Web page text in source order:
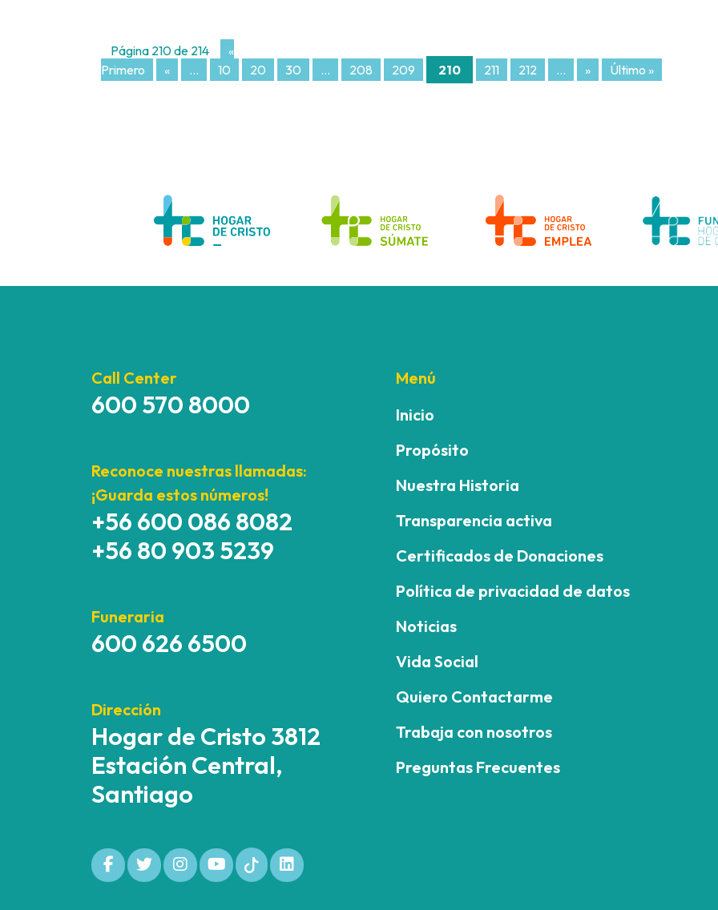
Página 210 de 214
«
Primero
« ... 10 20 30 ... 208 209 210 211 212 ... » Último »
Call Center
600 570 8000
Reconoce nuestras llamadas:
¡Guarda estos números!
+56 600 086 8082
+56 80 903 5239
Funeraria
600 626 6500
Dirección
Hogar de Cristo 3812
Estación Central,
Santiago
Menú
Inicio
Propósito
Nuestra Historia
Transparencia activa
Certificados de Donaciones
Política de privacidad de datos
Noticias
Vida Social
Quiero Contactarme
Trabaja con nosotros
Preguntas Frecuentes